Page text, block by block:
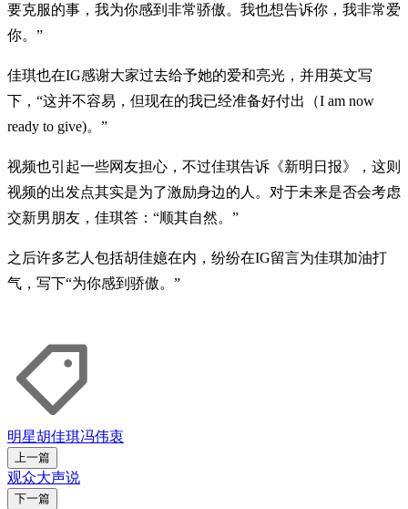
要克服的事，我为你感到非常骄傲。我也想告诉你，我非常爱
你。”
佳琪也在IG感谢大家过去给予她的爱和亮光，并用英文写
下，“这并不容易，但现在的我已经准备好付出（I am now
ready to give)。”
视频也引起一些网友担心，不过佳琪告诉《新明日报》，这则
视频的出发点其实是为了激励身边的人。对于未来是否会考虑
交新男朋友，佳琪答：“顺其自然。”
之后许多艺人包括胡佳嬑在内，纷纷在IG留言为佳琪加油打
气，写下“为你感到骄傲。”
明星胡佳琪冯伟衷
上一篇
观众大声说
下一篇